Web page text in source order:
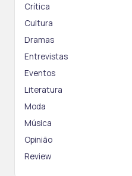
Crítica
Cultura
Dramas
Entrevistas
Eventos
Literatura
Moda
Música
Opinião
Review